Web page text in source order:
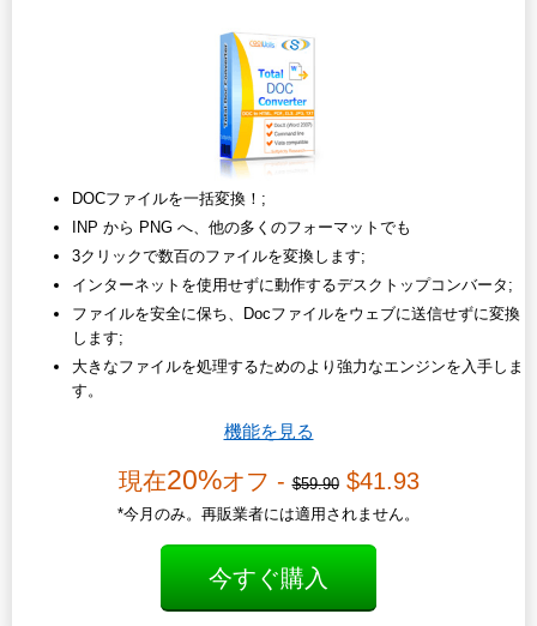
DOCファイルを一括変換！;
INP から PNG へ、他の多くのフォーマットでも
3クリックで数百のファイルを変換します;
インターネットを使用せずに動作するデスクトップコンバータ;
ファイルを安全に保ち、Docファイルをウェブに送信せずに変換
します;
大きなファイルを処理するためのより強力なエンジンを入手しま
す。
機能を見る
現在20%オフ -$59.90$41.93
*今月のみ。再販業者には適用されません。
今すぐ購入